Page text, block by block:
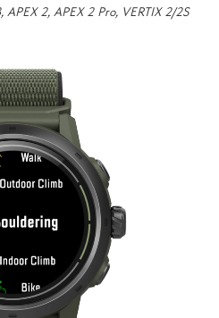
2, APEX 2 Pro, VERTIX 2/2S